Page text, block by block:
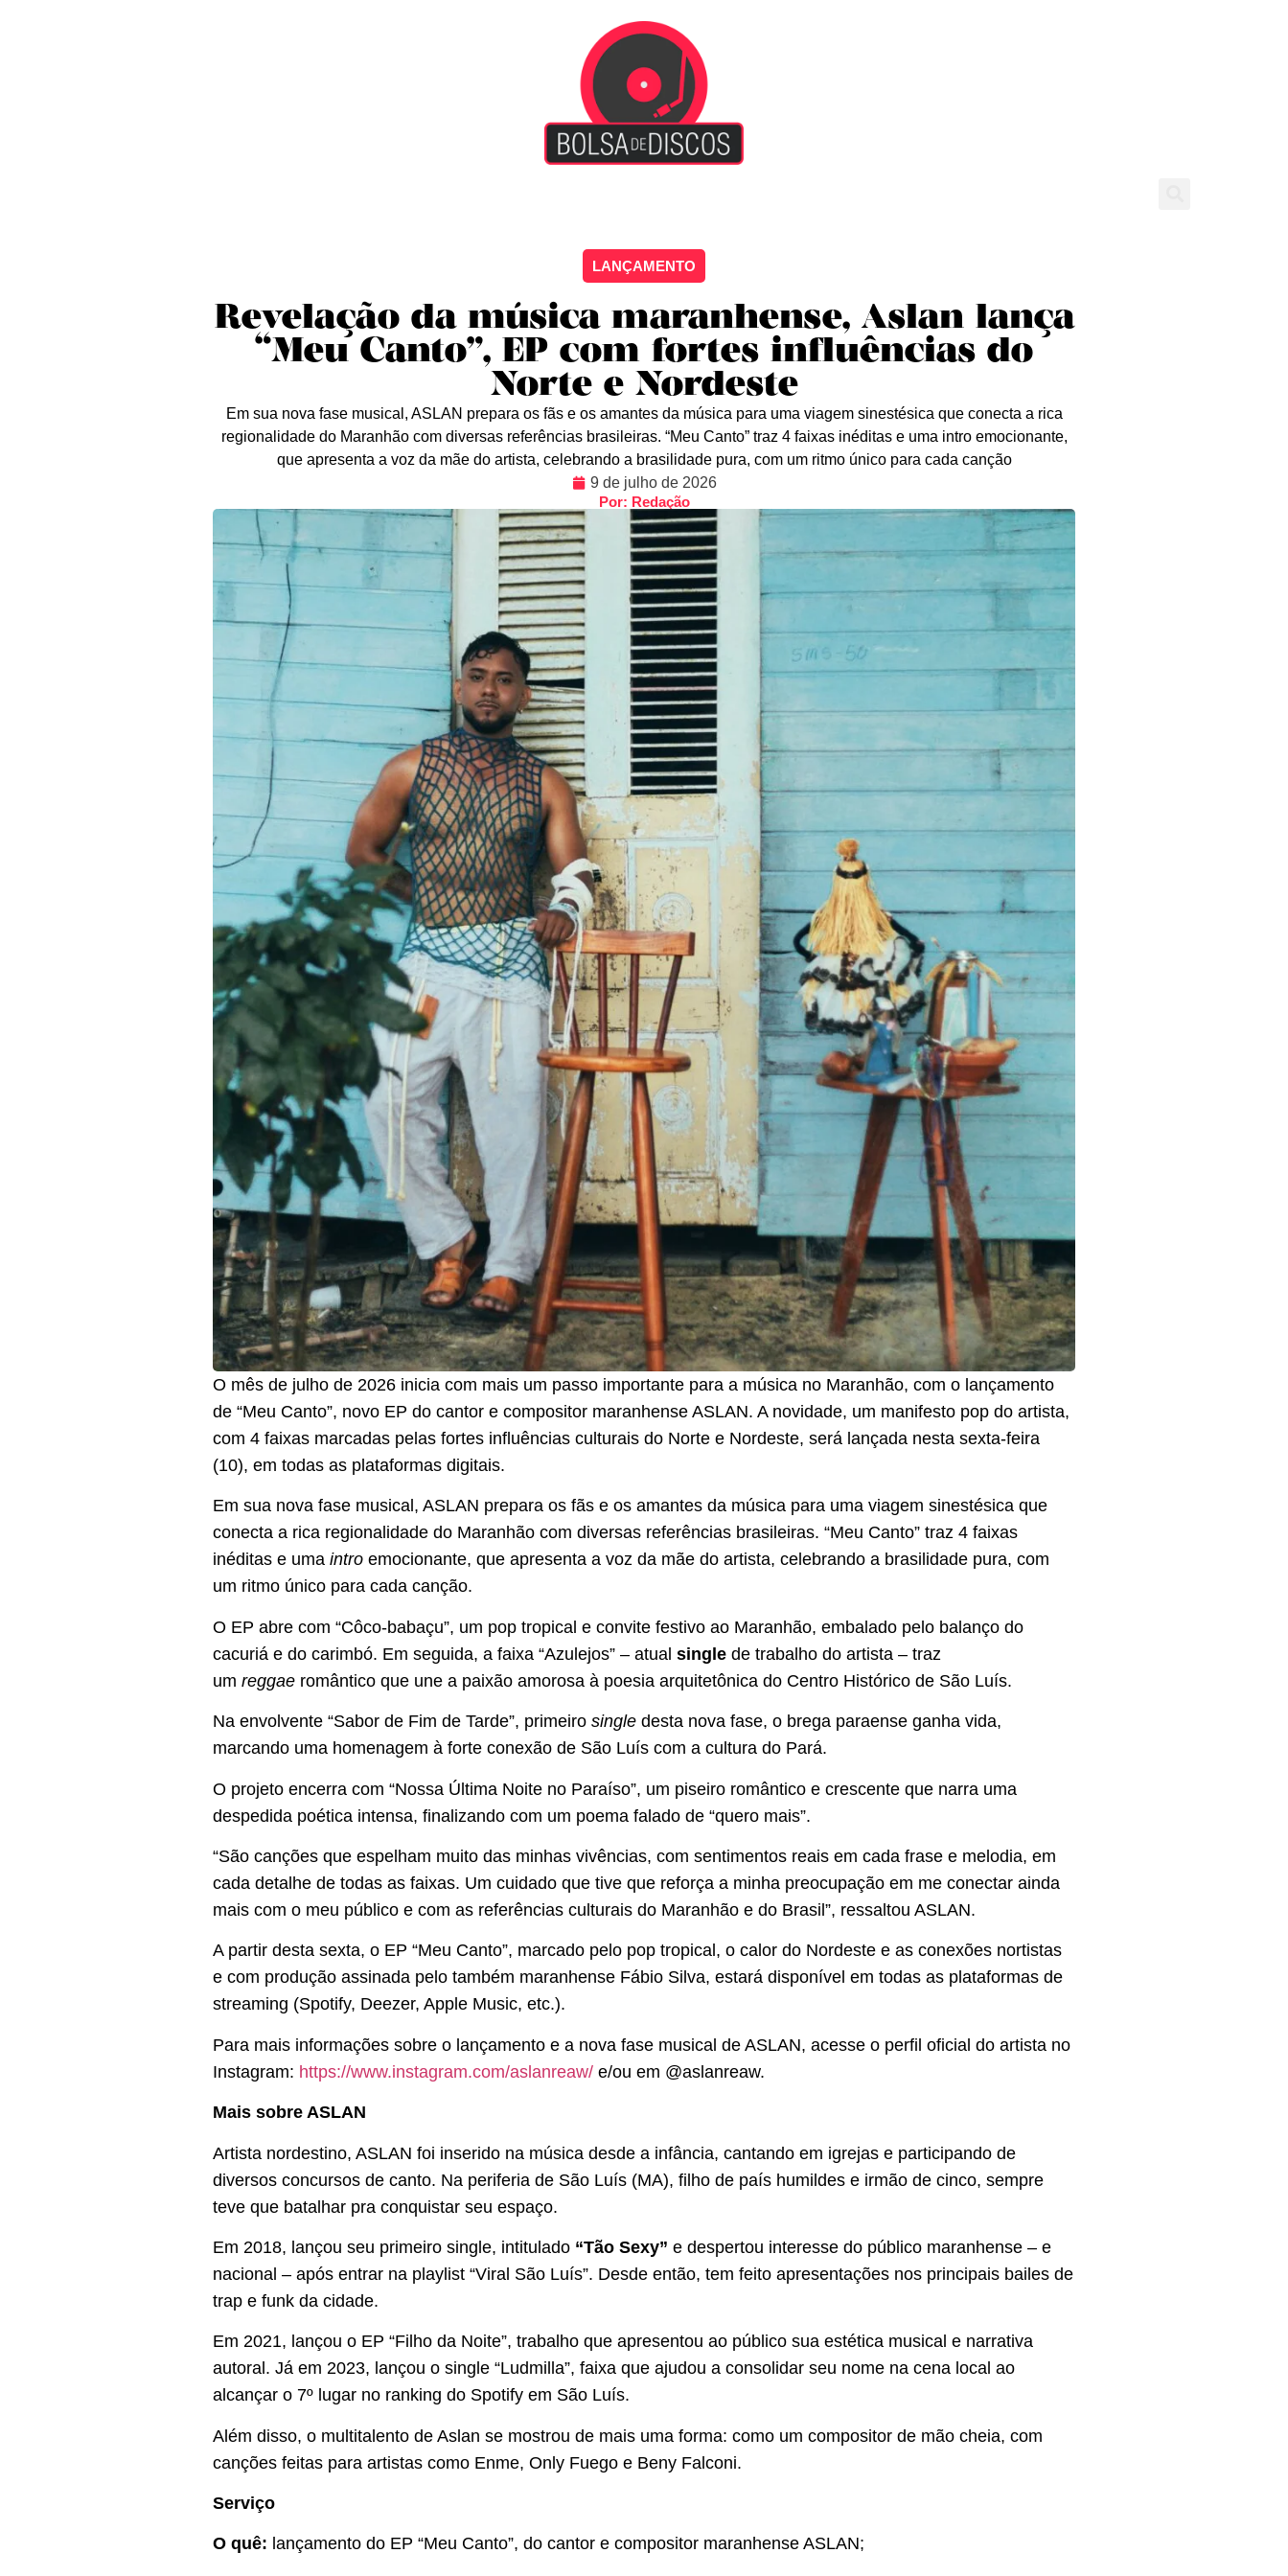
LANÇAMENTO
Revelação da música maranhense, Aslan lança
“Meu Canto”, EP com fortes influências do
Norte e Nordeste
Em sua nova fase musical, ASLAN prepara os fãs e os amantes da música para uma viagem sinestésica que conecta a rica
regionalidade do Maranhão com diversas referências brasileiras. “Meu Canto” traz 4 faixas inéditas e uma intro emocionante,
que apresenta a voz da mãe do artista, celebrando a brasilidade pura, com um ritmo único para cada canção
9 de julho de 2026
Por: Redação
O mês de julho de 2026 inicia com mais um passo importante para a música no Maranhão, com o lançamento
de “Meu Canto”, novo EP do cantor e compositor maranhense ASLAN. A novidade, um manifesto pop do artista,
com 4 faixas marcadas pelas fortes influências culturais do Norte e Nordeste, será lançada nesta sexta-feira
(10), em todas as plataformas digitais.
Em sua nova fase musical, ASLAN prepara os fãs e os amantes da música para uma viagem sinestésica que
conecta a rica regionalidade do Maranhão com diversas referências brasileiras. “Meu Canto” traz 4 faixas
inéditas e uma intro emocionante, que apresenta a voz da mãe do artista, celebrando a brasilidade pura, com
um ritmo único para cada canção.
O EP abre com “Côco-babaçu”, um pop tropical e convite festivo ao Maranhão, embalado pelo balanço do
cacuriá e do carimbó. Em seguida, a faixa “Azulejos” – atual single de trabalho do artista – traz
um reggae romântico que une a paixão amorosa à poesia arquitetônica do Centro Histórico de São Luís.
Na envolvente “Sabor de Fim de Tarde”, primeiro single desta nova fase, o brega paraense ganha vida,
marcando uma homenagem à forte conexão de São Luís com a cultura do Pará.
O projeto encerra com “Nossa Última Noite no Paraíso”, um piseiro romântico e crescente que narra uma
despedida poética intensa, finalizando com um poema falado de “quero mais”.
“São canções que espelham muito das minhas vivências, com sentimentos reais em cada frase e melodia, em
cada detalhe de todas as faixas. Um cuidado que tive que reforça a minha preocupação em me conectar ainda
mais com o meu público e com as referências culturais do Maranhão e do Brasil”, ressaltou ASLAN.
A partir desta sexta, o EP “Meu Canto”, marcado pelo pop tropical, o calor do Nordeste e as conexões nortistas
e com produção assinada pelo também maranhense Fábio Silva, estará disponível em todas as plataformas de
streaming (Spotify, Deezer, Apple Music, etc.).
Para mais informações sobre o lançamento e a nova fase musical de ASLAN, acesse o perfil oficial do artista no
Instagram: https://www.instagram.com/aslanreaw/ e/ou em @aslanreaw.
Mais sobre ASLAN
Artista nordestino, ASLAN foi inserido na música desde a infância, cantando em igrejas e participando de
diversos concursos de canto. Na periferia de São Luís (MA), filho de país humildes e irmão de cinco, sempre
teve que batalhar pra conquistar seu espaço.
Em 2018, lançou seu primeiro single, intitulado “Tão Sexy” e despertou interesse do público maranhense – e
nacional – após entrar na playlist “Viral São Luís”. Desde então, tem feito apresentações nos principais bailes de
trap e funk da cidade.
Em 2021, lançou o EP “Filho da Noite”, trabalho que apresentou ao público sua estética musical e narrativa
autoral. Já em 2023, lançou o single “Ludmilla”, faixa que ajudou a consolidar seu nome na cena local ao
alcançar o 7º lugar no ranking do Spotify em São Luís.
Além disso, o multitalento de Aslan se mostrou de mais uma forma: como um compositor de mão cheia, com
canções feitas para artistas como Enme, Only Fuego e Beny Falconi.
Serviço
O quê: lançamento do EP “Meu Canto”, do cantor e compositor maranhense ASLAN;